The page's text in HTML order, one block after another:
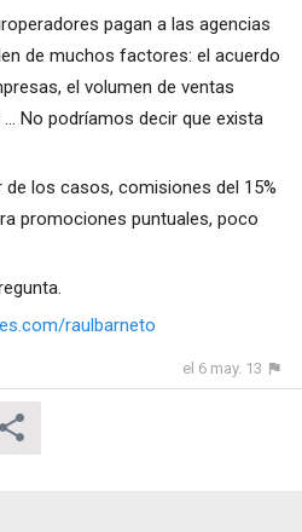
pagan a las agencias
de muchos factores: el acuerdo
el volumen de ventas
No podríamos decir que exista
los casos, comisiones del 15%
promociones puntuales, poco
raulbarneto
el 6 may. 13